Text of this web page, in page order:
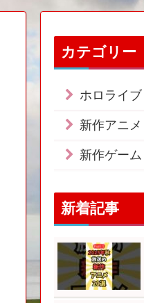
カテゴリー
ホロライブ
新作アニメ
新作ゲーム
新着記事